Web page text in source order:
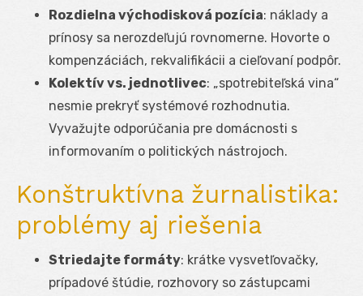
Rozdielna východisková pozícia: náklady a
prínosy sa nerozdeľujú rovnomerne. Hovorte o
kompenzáciách, rekvalifikácii a cieľovaní podpôr.
Kolektív vs. jednotlivec: „spotrebiteľská vina“
nesmie prekryť systémové rozhodnutia.
Vyvažujte odporúčania pre domácnosti s
informovaním o politických nástrojoch.
Konštruktívna žurnalistika:
problémy aj riešenia
Striedajte formáty: krátke vysvetľovačky,
prípadové štúdie, rozhovory so zástupcami